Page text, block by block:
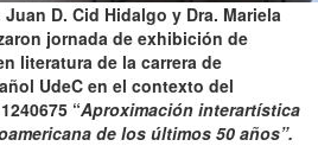
D. Cid Hidalgo y Dra. Mariela
jornada de exhibición de
literatura de la carrera de
UdeC en el contexto del
“Aproximación interartística
de los últimos 50 años”.